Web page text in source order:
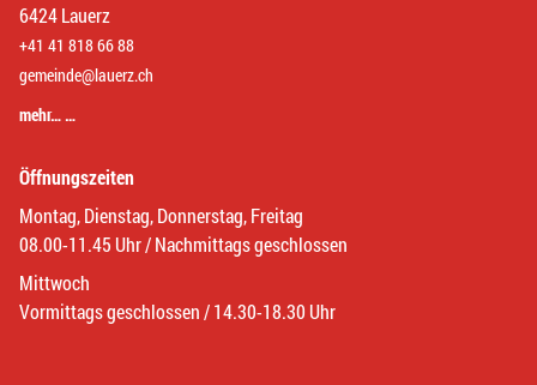
6424 Lauerz
+41 41 818 66 88
gemeinde@lauerz.ch
mehr… …
Öffnungszeiten
Montag, Dienstag, Donnerstag, Freitag
08.00-11.45 Uhr / Nachmittags geschlossen
Mittwoch
Vormittags geschlossen / 14.30-18.30 Uhr